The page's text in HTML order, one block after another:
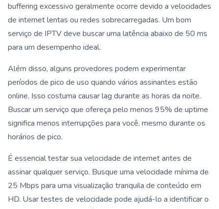
buffering excessivo geralmente ocorre devido a velocidades
de internet lentas ou redes sobrecarregadas. Um bom
serviço de IPTV deve buscar uma latência abaixo de 50 ms
para um desempenho ideal.
Além disso, alguns provedores podem experimentar
períodos de pico de uso quando vários assinantes estão
online. Isso costuma causar lag durante as horas da noite.
Buscar um serviço que ofereça pelo menos 95% de uptime
significa menos interrupções para você, mesmo durante os
horários de pico.
É essencial testar sua velocidade de internet antes de
assinar qualquer serviço. Busque uma velocidade mínima de
25 Mbps para uma visualização tranquila de conteúdo em
HD. Usar testes de velocidade pode ajudá-lo a identificar o